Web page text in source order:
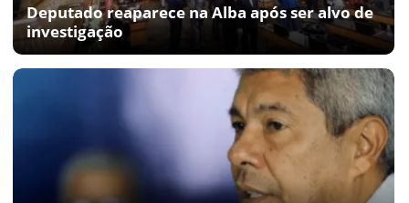
Deputado reaparece na Alba após ser alvo de
investigação